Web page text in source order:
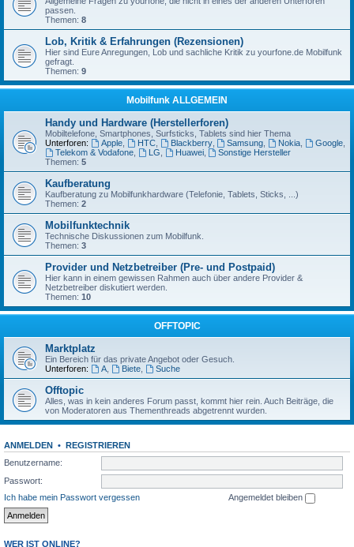
passen.
Themen: 8
Lob, Kritik & Erfahrungen (Rezensionen)
Hier sind Eure Anregungen, Lob und sachliche Kritik zu yourfone.de Mobilfunk
gefragt.
Themen: 9
Mobilfunk ALLGEMEIN
Handy und Hardware (Herstellerforen)
Mobiltelefone, Smartphones, Surfsticks, Tablets sind hier Thema
Unterforen:
Apple, HTC, Blackberry, Samsung Nokia Google
Telekom & Vodafone, LG Huawei,
Sonstige Hersteller
Themen: 5
Kaufberatung
Kaufberatung zu Mobilfunkhardware (Telefonie, Tablets, Sticks, ...)
Themen: 2
Mobilfunktechnik
Technische Diskussionen zum Mobilfunk.
Themen: 3
Provider und Netzbetreiber (Pre- und Postpaid)
Hier kann in einem gewissen Rahmen auch über andere Provider &
Netzbetreiber diskutiert werden.
Themen: 10
OFFTOPIC
Marktplatz
Ein Bereich für das private Angebot oder Gesuch.
Unterforen:
A, Biete, Suche
Offtopic
Alles, was in kein anderes Forum passt, kommt hier rein. Auch Beiträge, die
von Moderatoren aus Thementhreads abgetrennt wurden.
ANMELDEN • REGISTRIEREN
Benutzername:
Passwort:
Ich habe mein Passwort vergessen
Angemeldet bleiben
WER IST ONLINE?